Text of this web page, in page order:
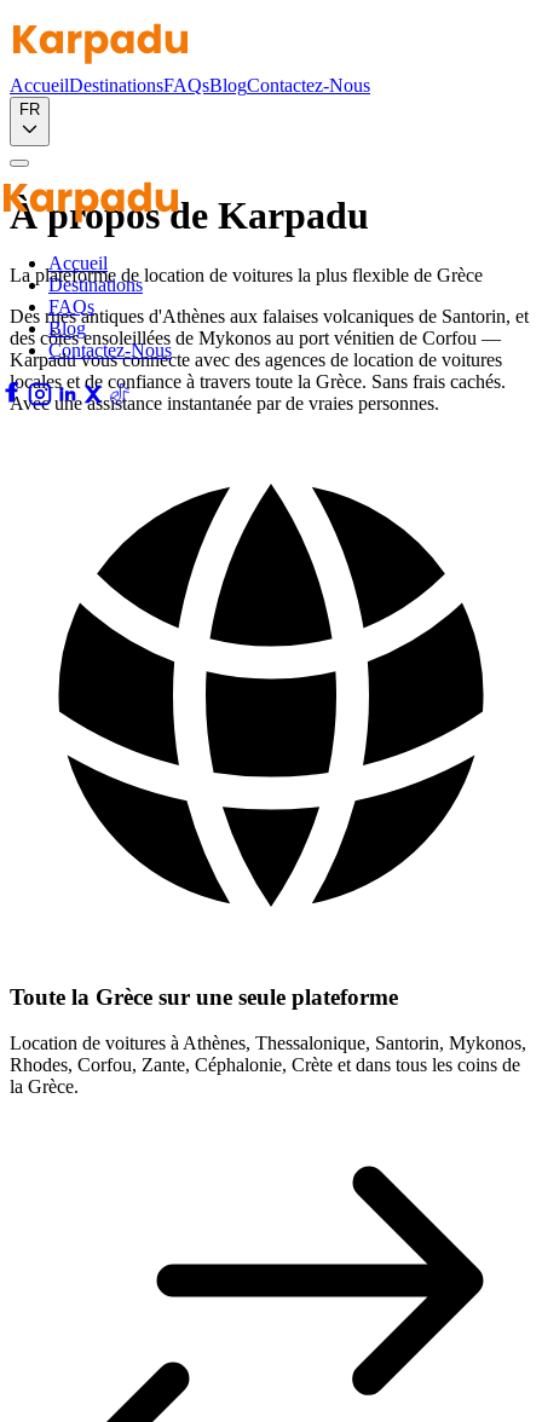
AccueilDestinationsFAQsBlogContactez-Nous
FR
Accueil
Destinations
FAQs
Blog
Contactez-Nous
À propos de Karpadu
La plateforme de location de voitures la plus flexible de Grèce
Des rues antiques d'Athènes aux falaises volcaniques de Santorin, et
des côtes ensoleillées de Mykonos au port vénitien de Corfou —
Karpadu vous connecte avec des agences de location de voitures
locales et de confiance à travers toute la Grèce. Sans frais cachés.
Avec une assistance instantanée par de vraies personnes.
Toute la Grèce sur une seule plateforme
Location de voitures à Athènes, Thessalonique, Santorin, Mykonos,
Rhodes, Corfou, Zante, Céphalonie, Crète et dans tous les coins de
la Grèce.